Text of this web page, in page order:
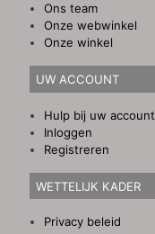
Ons team
Onze webwinkel
Onze winkel
UW ACCOUNT
Hulp bij uw account
Inloggen
Registreren
WETTELIJK KADER
Privacy beleid